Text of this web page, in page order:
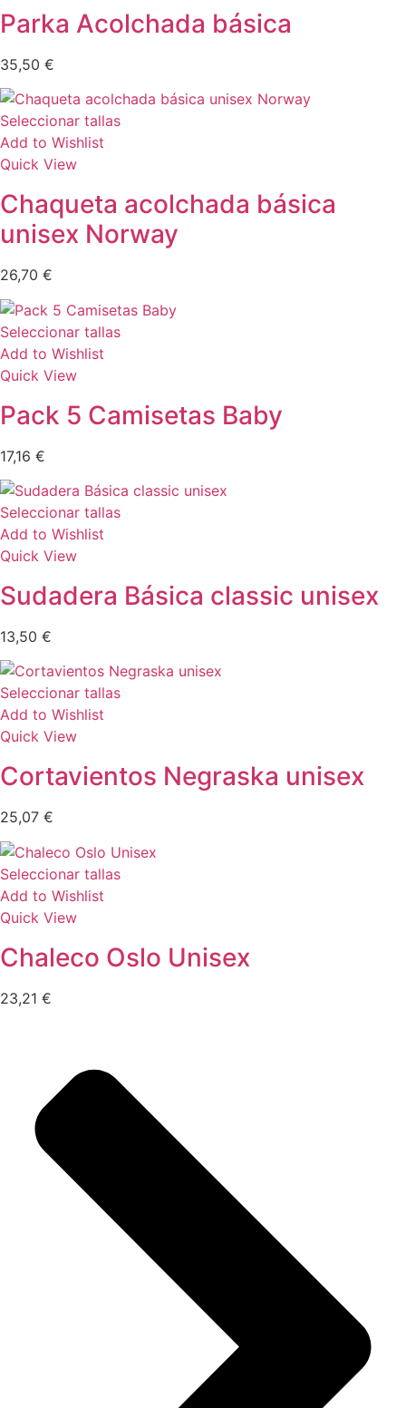
Parka Acolchada básica
35,50 €
Seleccionar tallas
Add to Wishlist
Quick View
Chaqueta acolchada básica
unisex Norway
26,70 €
Seleccionar tallas
Add to Wishlist
Quick View
Pack 5 Camisetas Baby
17,16 €
Seleccionar tallas
Add to Wishlist
Quick View
Sudadera Básica classic unisex
13,50 €
Seleccionar tallas
Add to Wishlist
Quick View
Cortavientos Negraska unisex
25,07 €
Seleccionar tallas
Add to Wishlist
Quick View
Chaleco Oslo Unisex
23,21 €